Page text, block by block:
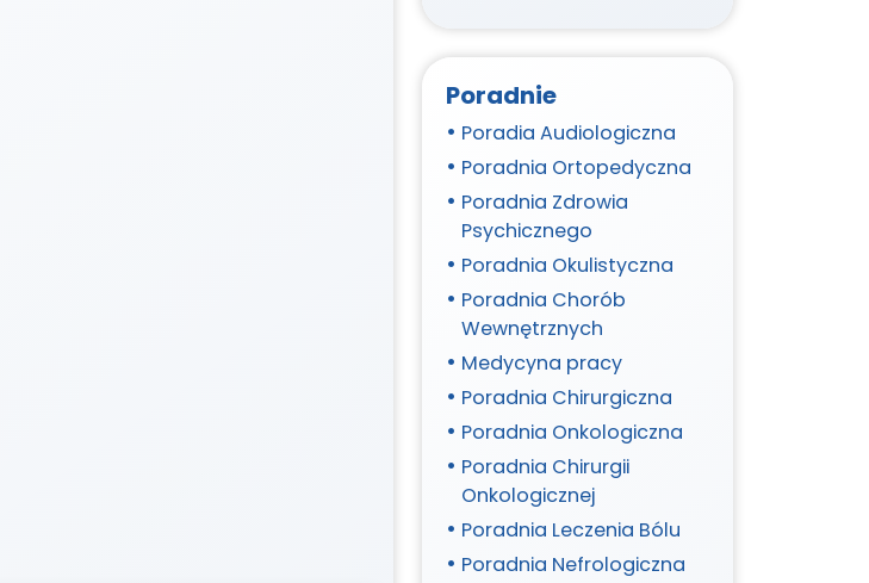
Poradnie
Poradia Audiologiczna
Poradnia Ortopedyczna
Poradnia Zdrowia
Psychicznego
Poradnia Okulistyczna
Poradnia Chorób
Wewnętrznych
Medycyna pracy
Poradnia Chirurgiczna
Poradnia Onkologiczna
Poradnia Chirurgii
Onkologicznej
Poradnia Leczenia Bólu
Poradnia Nefrologiczna